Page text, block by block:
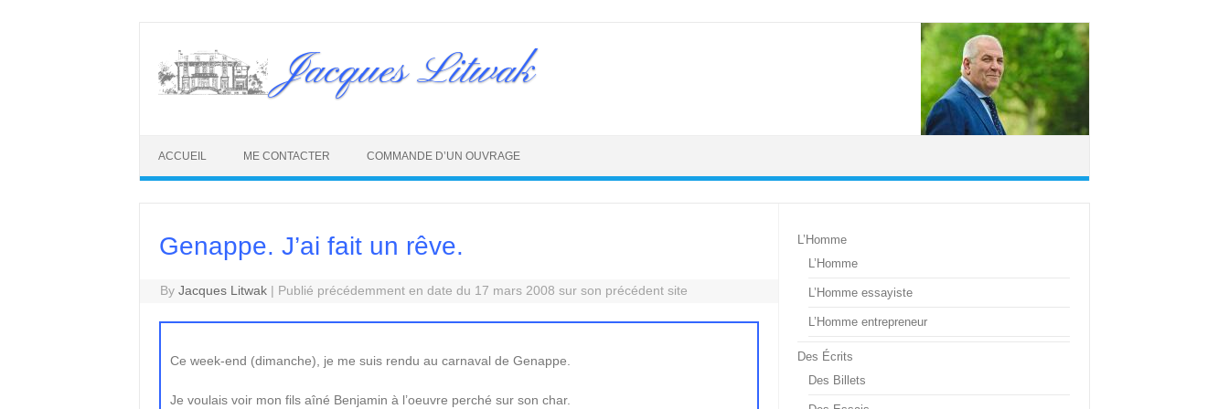
content
Jacques Litwak
ACCUEIL ME CONTACTER COMMANDE D’UN OUVRAGE
Genappe. J’ai fait un rêve.
ByJacques Litwak | Publié précédemment en date du 17 mars 2008 sur son précédent site
Ce week-end (dimanche), je me suis rendu au carnaval de Genappe.
Je voulais voir mon fils aîné Benjamin à l’oeuvre perché sur son char.
L’Homme
L’Homme
L’Homme essayiste
L’Homme entrepreneur
Des Écrits
Des Billets